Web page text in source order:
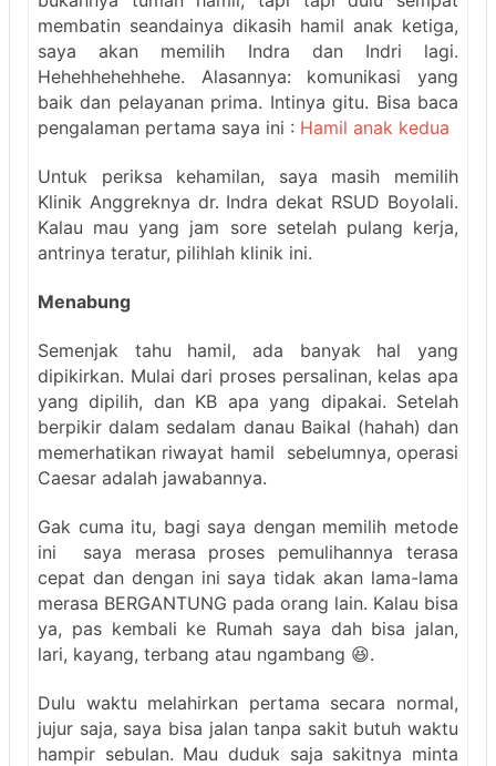
membatin seandainya dikasih hamil anak ketiga,
saya akan memilih Indra dan Indri lagi.
Hehehhehehhehe. Alasannya: komunikasi yang
baik dan pelayanan prima. Intinya gitu. Bisa baca
pengalaman pertama saya ini : Hamil anak kedua
Untuk periksa kehamilan, saya masih memilih
Klinik Anggreknya dr. Indra dekat RSUD Boyolali.
Kalau mau yang jam sore setelah pulang kerja,
antrinya teratur, pilihlah klinik ini.
Menabung
Semenjak tahu hamil, ada banyak hal yang
dipikirkan. Mulai dari proses persalinan, kelas apa
yang dipilih, dan KB apa yang dipakai. Setelah
berpikir dalam sedalam danau Baikal (hahah) dan
memerhatikan riwayat hamil sebelumnya, operasi
Caesar adalah jawabannya.
Gak cuma itu, bagi saya dengan memilih metode
ini saya merasa proses pemulihannya terasa
cepat dan dengan ini saya tidak akan lama-lama
merasa BERGANTUNG pada orang lain. Kalau bisa
ya, pas kembali ke Rumah saya dah bisa jalan,
lari, kayang, terbang atau ngambang 😆.
Dulu waktu melahirkan pertama secara normal,
jujur saja, saya bisa jalan tanpa sakit butuh waktu
hampir sebulan. Mau duduk saja sakitnya minta